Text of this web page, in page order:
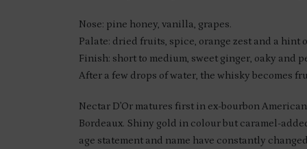
Nose: pine honey, vanilla, grapes.
Palate: dried fruits, spice, orange zest and a hint
Finish: short to medium, sweet ginger, oaky and
After a few drops of water, the whisky becomes
Nectar D’Or matures first in ex-bourbon
Bordeaux. Shiny gold in colour but caramel-
age statement and name have constantly